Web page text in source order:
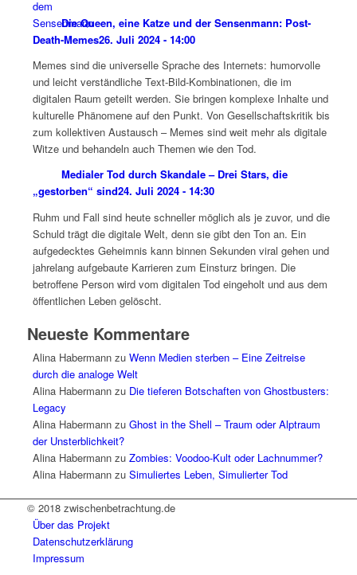
Die Queen, eine Katze und der Sensenmann: Post-
Death-Memes26. Juli 2024 - 14:00
Memes sind die universelle Sprache des Internets: humorvolle
und leicht verständliche Text-Bild-Kombinationen, die im
digitalen Raum geteilt werden. Sie bringen komplexe Inhalte und
kulturelle Phänomene auf den Punkt. Von Gesellschaftskritik bis
zum kollektiven Austausch – Memes sind weit mehr als digitale
Witze und behandeln auch Themen wie den Tod.
Medialer Tod durch Skandale – Drei Stars, die
„gestorben“ sind24. Juli 2024 - 14:30
Ruhm und Fall sind heute schneller möglich als je zuvor, und die
Schuld trägt die digitale Welt, denn sie gibt den Ton an. Ein
aufgedecktes Geheimnis kann binnen Sekunden viral gehen und
jahrelang aufgebaute Karrieren zum Einsturz bringen. Die
betroffene Person wird vom digitalen Tod eingeholt und aus dem
öffentlichen Leben gelöscht.
Neueste Kommentare
Alina Habermannzu Wenn Medien sterben – Eine Zeitreise
durch die analoge Welt
Alina Habermannzu Die tieferen Botschaften von Ghostbusters:
Legacy
Alina Habermannzu Ghost in the Shell – Traum oder Alptraum
der Unsterblichkeit?
Alina Habermannzu Zombies: Voodoo-Kult oder Lachnummer?
Alina Habermannzu Simuliertes Leben, Simulierter Tod
© 2018 zwischenbetrachtung.de
Über das Projekt
Datenschutzerklärung
Impressum